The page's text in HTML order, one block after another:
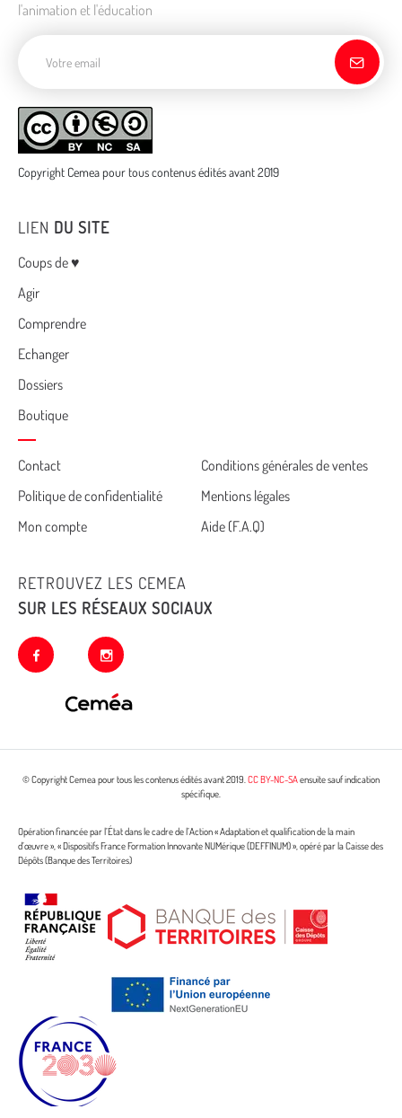
l'animation et l'éducation
Copyright Cemea pour tous contenus édités avant 2019
LIEN DU SITE
Menu
Coups de ♥
Agir
Comprendre
Echanger
Dossiers
Boutique
Cemea
footer
Contact
Conditions générales de ventes
Politique de confidentialité
Mentions légales
Mon compte
Aide (F.A.Q)
RETROUVEZ LES CEMEA
SUR LES RÉSEAUX SOCIAUX
facebook instagram
© Copyright Cemea pour tous les contenus édités avant 2019.CC BY-NC-SAensuite sauf indication
spécifique.
Opération financée par l’État dans le cadre de l’Action « Adaptation et qualification de la main
d’œuvre », « Dispositifs France Formation Innovante NUMérique (DEFFINUM) », opéré par la Caisse des
Dépôts (Banque des Territoires)